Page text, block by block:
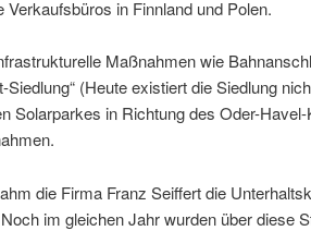
Verkaufsbüros in Finnland und Polen.
Maßnahmen wie
Siedlung“ (Heute existiert die Siedlung
Solarparkes in Richtung des Oder-
die Firma Franz Seiffert die
im gleichen Jahr wurden über diese